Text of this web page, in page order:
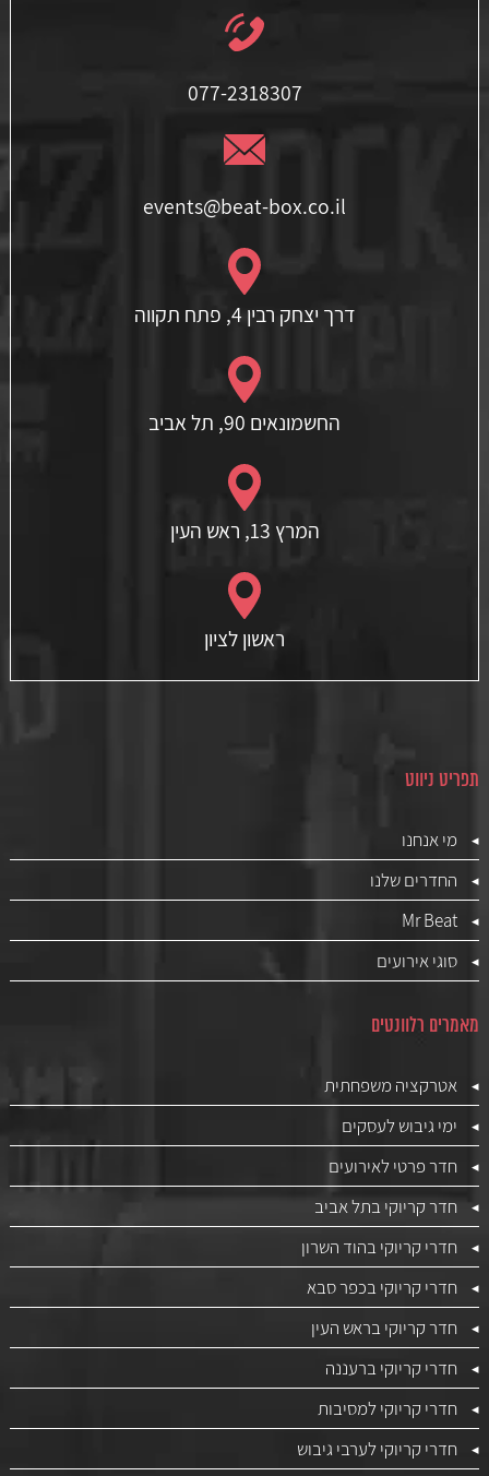
077-2318307
events@beat-box.co.il
דרך יצחק רבין 4, פתח תקווה
החשמונאים 90, תל אביב
המרץ 13, ראש העין
ראשון לציון
תפריט ניווט
מי אנחנו
החדרים שלנו
Mr Beat
סוגי אירועים
מאמרים רלוונטים
אטרקציה משפחתית
ימי גיבוש לעסקים
חדר פרטי לאירועים
חדר קריוקי בתל אביב
חדרי קריוקי בהוד השרון
חדרי קריוקי בכפר סבא
חדר קריוקי בראש העין
חדרי קריוקי ברעננה
חדרי קריוקי למסיבות
חדרי קריוקי לערבי גיבוש